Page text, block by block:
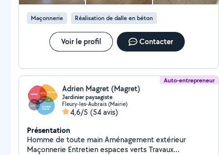
Maçonnerie Réalisation de dalle en béton
Voir le profil Contacter
Auto-entrepreneur
Adrien Magret (Magret)
Jardinier paysagiste
Fleury-les-Aubrais (Mairie)
4,6/5 (54 avis)
Présentation
Homme de toute main Aménagement extérieur
Maçonnerie Entretien espaces verts Travaux